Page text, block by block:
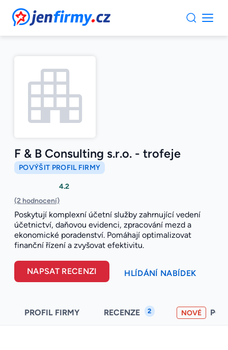
JenFirmy.cz
F & B Consulting s.r.o. - trofeje
POVÝŠIT PROFIL FIRMY
4.2
(2 hodnocení)
Poskytují komplexní účetní služby zahrnující vedení
účetnictví, daňovou evidenci, zpracování mezd a
ekonomické poradenství. Pomáhají optimalizovat
finanční řízení a zvyšovat efektivitu.
NAPSAT RECENZI HLÍDÁNÍ NABÍDEK
PROFIL FIRMY RECENZE 2 NOVÉ